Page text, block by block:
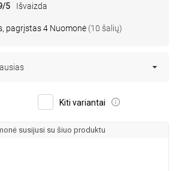
pagrįstas 4 Nuomonė (10 šalių)
/5 Išvaizda
Kiti variantai
susijusi su šiuo produktu